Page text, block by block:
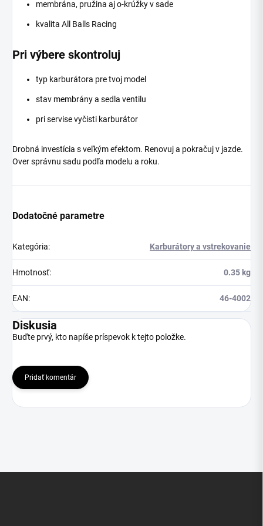
membrána, pružina aj o-krúžky v sade
kvalita All Balls Racing
Pri výbere skontroluj
typ karburátora pre tvoj model
stav membrány a sedla ventilu
pri servise vyčisti karburátor
Drobná investícia s veľkým efektom. Renovuj a pokračuj v jazde.
Over správnu sadu podľa modelu a roku.
Dodatočné parametre
Kategória: Karburátory a vstrekovanie
Hmotnosť: 0.35 kg
EAN: 46-4002
Diskusia
Buďte prvý, kto napíše príspevok k tejto položke.
Pridať komentár